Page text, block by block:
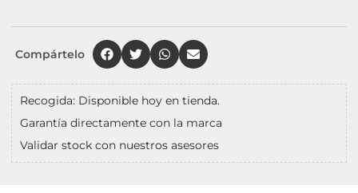
Compártelo
Recogida: Disponible hoy en tienda.
Garantía directamente con la marca
Validar stock con nuestros asesores